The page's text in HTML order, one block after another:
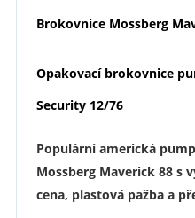
Brokovnice Mossberg
Opakovací brokovnice
Security 12/76
Populární americká
Mossberg Maverick88 s
cena, plastová pažba a